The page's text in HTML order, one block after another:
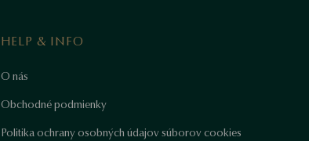
HELP & INFO
O nás
Obchodné podmienky
Politika ochrany osobných údajov súborov cookies